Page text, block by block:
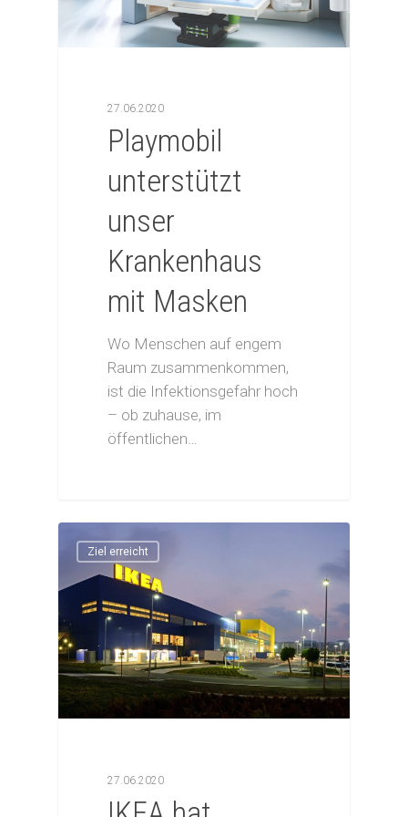
27.06.2020
Playmobil
unterstützt
unser
Krankenhaus
mit Masken
Wo Menschen auf engem
Raum zusammenkommen,
ist die Infektionsgefahr hoch
– ob zuhause, im
öffentlichen…
Ziel erreicht
27.06.2020
Förderverein – Mitglied
Förderverein – Mitglied